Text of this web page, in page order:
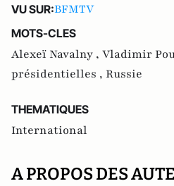
VU SUR:BFMTV
MOTS-CLES
Alexeï Navalny , Vladimir
présidentielles , Russie
THEMATIQUES
International
A PROPOS DES